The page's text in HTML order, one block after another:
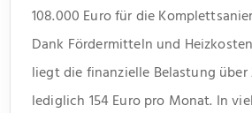
108.000 Euro für die
Dank Fördermitteln und
liegt die finanzielle Belastung über
lediglich 154 Euro pro Monat. In